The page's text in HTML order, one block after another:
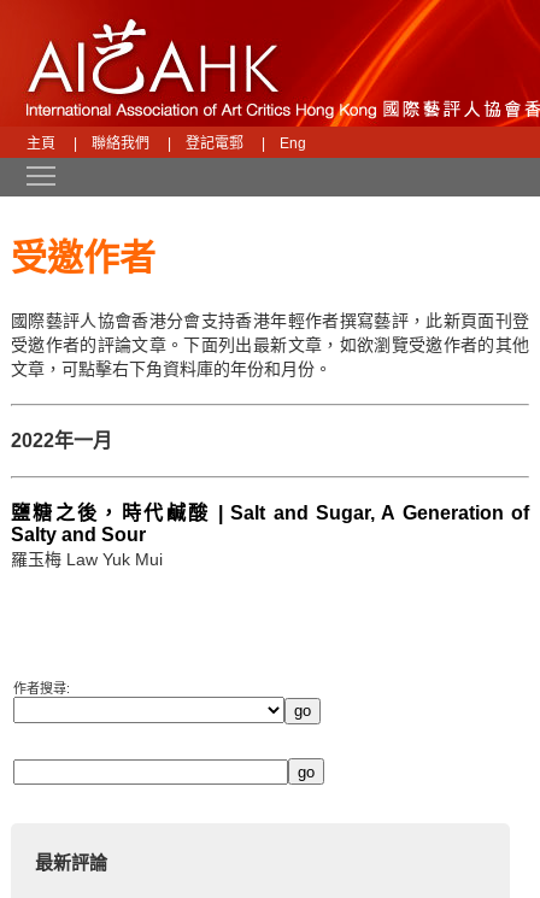
主頁 聯絡我們 登記電郵 Eng
受邀作者
國際藝評人協會香港分會支持香港年輕作者撰寫藝評，此新頁面刊登
受邀作者的評論文章。下面列出最新文章，如欲瀏覽受邀作者的其他
文章，可點擊右下角資料庫的年份和月份。
2022年一月
鹽糖之後，時代鹹酸 | Salt and Sugar, A Generation of
Salty and Sour
羅玉梅 Law Yuk Mui
作者搜尋:
最新評論